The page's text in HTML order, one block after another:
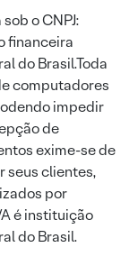
o CNPJ:
financeira
do Brasil.Toda
computadores
impedir
de
exime-se de
seus clientes,
por
é instituição
do Brasil.